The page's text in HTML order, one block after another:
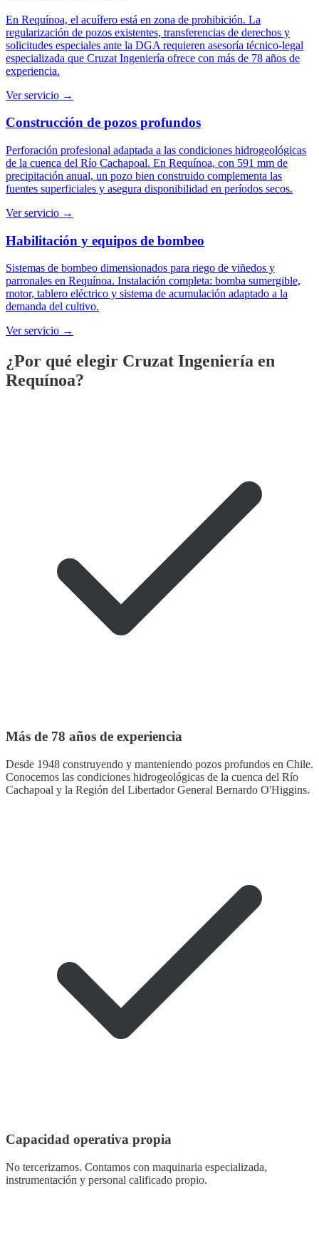
En Requínoa, el acuífero está en zona de prohibición. La
regularización de pozos existentes, transferencias de derechos y
solicitudes especiales ante la DGA requieren asesoría técnico-legal
especializada que Cruzat Ingeniería ofrece con más de 78 años de
experiencia.
Ver servicio →
Construcción de pozos profundos
Perforación profesional adaptada a las condiciones hidrogeológicas
de la cuenca del Río Cachapoal. En Requínoa, con 591 mm de
precipitación anual, un pozo bien construido complementa las
fuentes superficiales y asegura disponibilidad en períodos secos.
Ver servicio →
Habilitación y equipos de bombeo
Sistemas de bombeo dimensionados para riego de viñedos y
parronales en Requínoa. Instalación completa: bomba sumergible,
motor, tablero eléctrico y sistema de acumulación adaptado a la
demanda del cultivo.
Ver servicio →
¿Por qué elegir Cruzat Ingeniería en
Requínoa?
Más de 78 años de experiencia
Desde 1948 construyendo y manteniendo pozos profundos en Chile.
Conocemos las condiciones hidrogeológicas de la cuenca del Río
Cachapoal y la Región del Libertador General Bernardo O'Higgins.
Capacidad operativa propia
No tercerizamos. Contamos con maquinaria especializada,
instrumentación y personal calificado propio.